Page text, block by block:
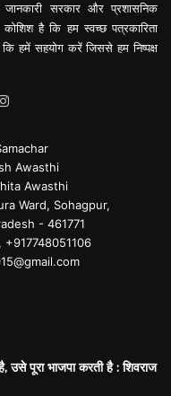
सरकार और प्रशासनिक
है कि हम स्वच्छ पत्रकारिता
हमें सहयोग करें जिससे हम निष्पक्ष
Awasthi
Awasthi
Ward, Sohagpur,
- 461771
उसे पूरा भाजपा करती है : शिवराज